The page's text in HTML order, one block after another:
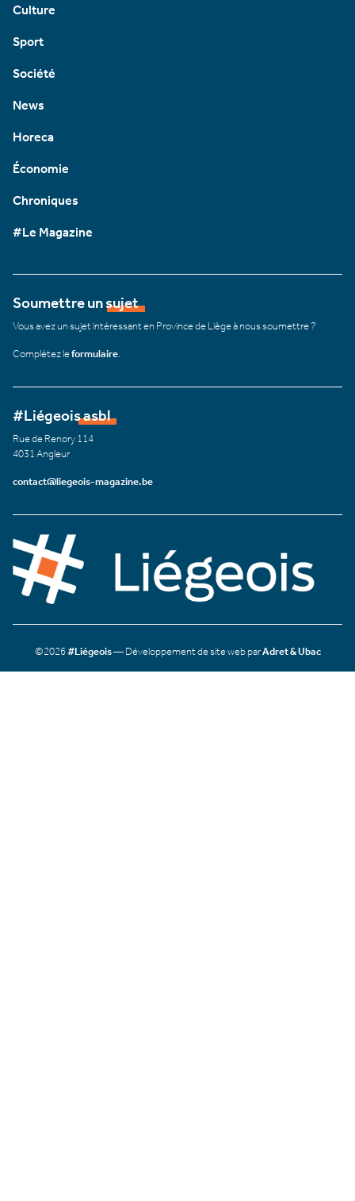
Culture
Sport
Société
News
Horeca
Économie
Chroniques
#Le Magazine
Soumettre un sujet
Vous avez un sujet intéressant en Province de Liège à nous soumettre ?
Complétez leformulaire
#Liégeois asbl
Rue de Renory 114
4031 Angleur
contact@liegeois-magazine.be
©2026#Liégeois— Développement de site web parAdret & Ubac